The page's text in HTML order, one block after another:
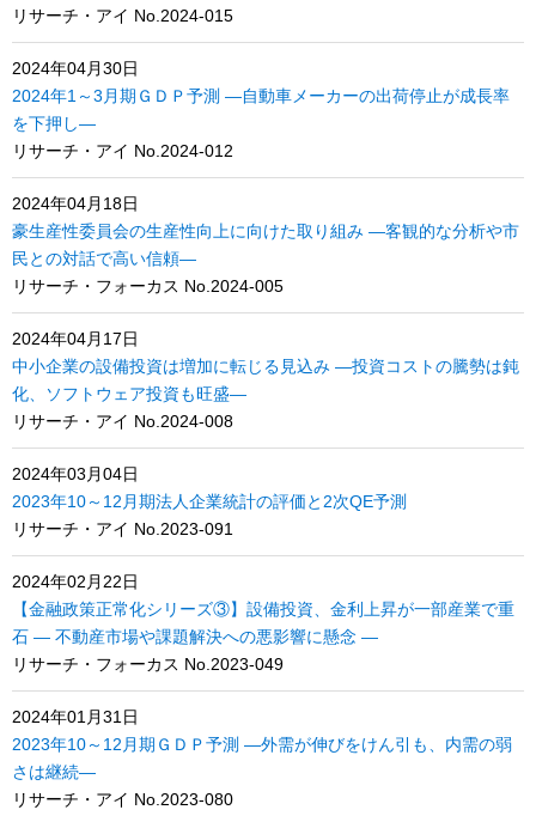
リサーチ・アイ No.2024-015
2024年04月30日
2024年1～3月期ＧＤＰ予測 ―自動車メーカーの出荷停止が成長率
を下押し―
リサーチ・アイ No.2024-012
2024年04月18日
豪生産性委員会の生産性向上に向けた取り組み ―客観的な分析や市
民との対話で高い信頼―
リサーチ・フォーカス No.2024-005
2024年04月17日
中小企業の設備投資は増加に転じる見込み ―投資コストの騰勢は鈍
化、ソフトウェア投資も旺盛―
リサーチ・アイ No.2024-008
2024年03月04日
2023年10～12月期法人企業統計の評価と2次QE予測
リサーチ・アイ No.2023-091
2024年02月22日
【金融政策正常化シリーズ③】設備投資、金利上昇が一部産業で重
石 ― 不動産市場や課題解決への悪影響に懸念 ―
リサーチ・フォーカス No.2023-049
2024年01月31日
2023年10～12月期ＧＤＰ予測 ―外需が伸びをけん引も、内需の弱
さは継続―
リサーチ・アイ No.2023-080